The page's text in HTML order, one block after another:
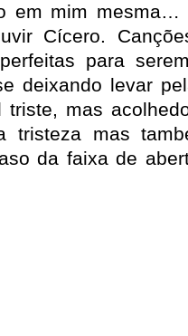
em mim
Cícero.
para
deixando levar
mas
tristeza mas
da faixa de